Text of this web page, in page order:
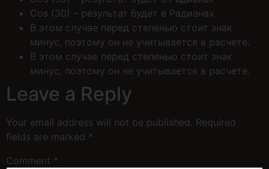
Cos (30) – результат будет в Радианах
В этом случае перед степенью стоит знак
минус, поэтому он не учитывается в расчете.
В этом случае перед степенью стоит знак
минус, поэтому он не учитывается в расчете.
Leave a Reply
Your email address will not be published. Required
fields are marked *
Comment *